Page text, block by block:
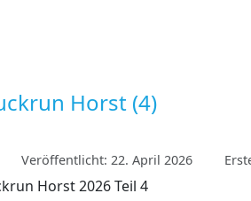
Horst (4)
Veröffentlicht: 22. April 2026
Horst 2026 Teil 4